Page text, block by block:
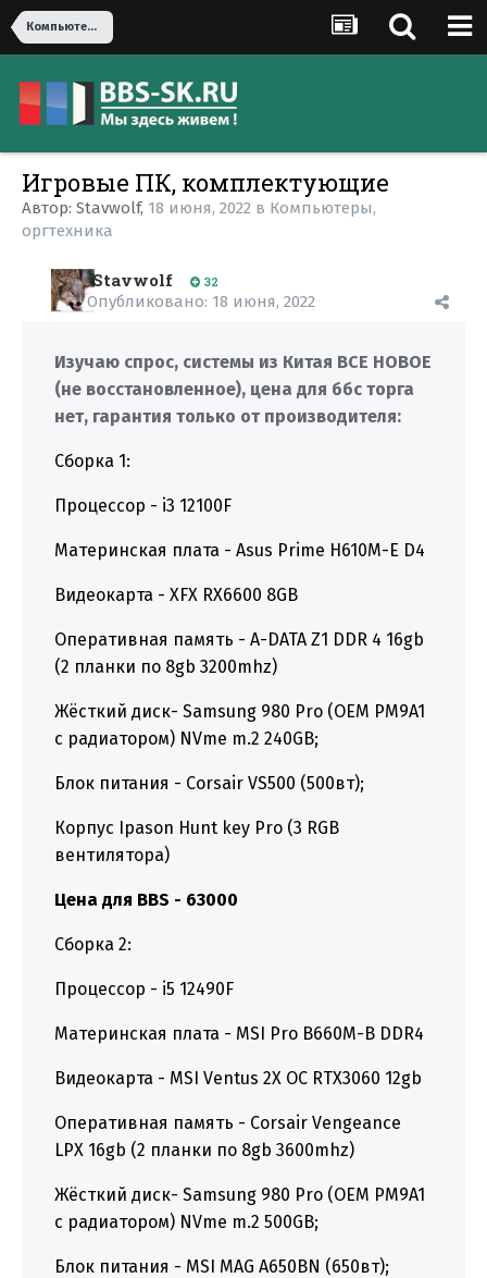
Компьютеры, оргтехника
Игровые ПК, комплектующие
Автор: Stavwolf, 18 июня, 2022 в Компьютеры,
оргтехника
Stavwolf 32
Опубликовано: 18 июня, 2022
Изучаю спрос, системы из Китая ВСЕ НОВОЕ
(не восстановленное), цена для ббс торга
нет, гарантия только от производителя:
Сборка 1:
Процессор - i3 12100F
Материнская плата - Asus Prime H610M-E D4
Видеокарта - XFX RX6600 8GB
Оперативная память - A-DATA Z1 DDR 4 16gb
(2 планки по 8gb 3200mhz)
Жёсткий диск- Samsung 980 Pro (OEM PM9A1
с радиатором) NVme m.2 240GB;
Блок питания - Corsair VS500 (500вт);
Корпус Ipason Hunt key Pro (3 RGB
вентилятора)
Цена для BBS - 63000
Сборка 2:
Процессор - i5 12490F
Материнская плата - MSI Pro B660M-B DDR4
Видеокарта - MSI Ventus 2X OC RTX3060 12gb
Оперативная память - Corsair Vengeance
LPX 16gb (2 планки по 8gb 3600mhz)
Жёсткий диск- Samsung 980 Pro (OEM PM9A1
с радиатором) NVme m.2 500GB;
Блок питания - MSI MAG A650BN (650вт);